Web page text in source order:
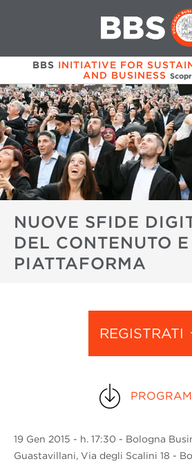
BBS INITIATIVE FOR
AND BUSINESS
NUOVE SFIDE
DEL CONTENUTO E
PIATTAFORMA
REGISTRATI
19 Gen 2015 - h. 17:30 - Bologna
Guastavillani, Via degli Scalini 18 -